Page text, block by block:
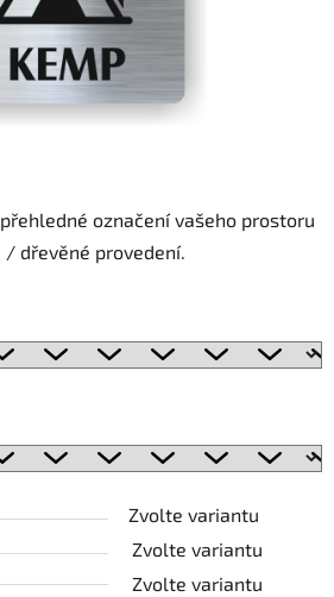
označení vašeho prostoru
dřevěné provedení.
Zvolte variantu
Zvolte variantu
Zvolte variantu